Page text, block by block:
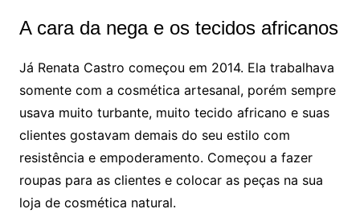
A cara da nega e os tecidos africanos
Já Renata Castro começou em 2014. Ela trabalhava
somente com a cosmética artesanal, porém sempre
usava muito turbante, muito tecido africano e suas
clientes gostavam demais do seu estilo com
resistência e empoderamento. Começou a fazer
roupas para as clientes e colocar as peças na sua
loja de cosmética natural.